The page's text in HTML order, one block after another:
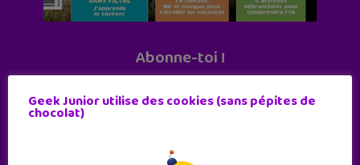
Abonne-toi !
11 numéros par an
Geek Junior utilise des cookies (sans pépites de
chocolat)